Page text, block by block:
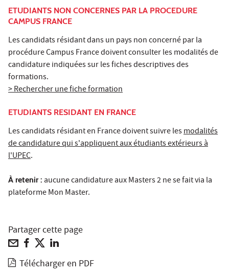
ETUDIANTS NON CONCERNES PAR LA PROCEDURE
CAMPUS FRANCE
Les candidats résidant dans un pays non concerné par la
procédure Campus France doivent consulter les modalités de
candidature indiquées sur les fiches descriptives des
formations.
> Rechercher une fiche formation
ETUDIANTS RESIDANT EN FRANCE
Les candidats résidant en France doivent suivre lesmodalités
de candidature qui s'appliquent aux étudiants extérieurs à
l'UPEC.
À retenir : aucune candidature aux Masters 2 ne se fait via la
plateforme Mon Master.
Partager cette page
Télécharger en PDF